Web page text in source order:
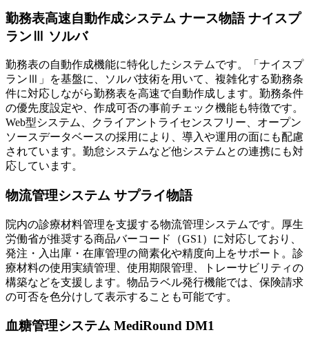
勤務表高速自動作成システム ナース物語 ナイスプ
ランⅢ ソルバ
勤務表の自動作成機能に特化したシステムです。「ナイスプ
ランⅢ」を基盤に、ソルバ技術を用いて、複雑化する勤務条
件に対応しながら勤務表を高速で自動作成します。勤務条件
の優先度設定や、作成可否の事前チェック機能も特徴です。
Web型システム、クライアントライセンスフリー、オープン
ソースデータベースの採用により、導入や運用の面にも配慮
されています。勤怠システムなど他システムとの連携にも対
応しています。
物流管理システム サプライ物語
院内の診療材料管理を支援する物流管理システムです。厚生
労働省が推奨する商品バーコード（GS1）に対応しており、
発注・入出庫・在庫管理の簡素化や精度向上をサポート。診
療材料の使用実績管理、使用期限管理、トレーサビリティの
構築などを支援します。物品ラベル発行機能では、保険請求
の可否を色分けして表示することも可能です。
血糖管理システム MediRound DM1